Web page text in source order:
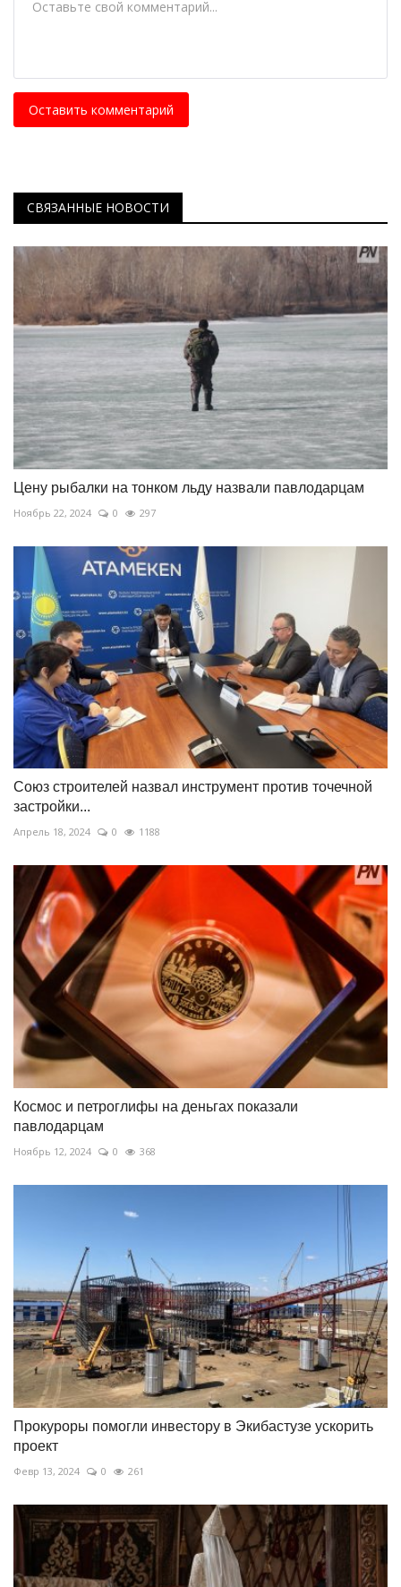
Оставить комментарий
СВЯЗАННЫЕ НОВОСТИ
Цену рыбалки на тонком льду назвали павлодарцам
Ноябрь 22, 2024 0 297
Союз строителей назвал инструмент против точечной
застройки...
Апрель 18, 2024 0 1188
Космос и петроглифы на деньгах показали
павлодарцам
Ноябрь 12, 2024 0 368
Прокуроры помогли инвестору в Экибастузе ускорить
проект
Февр 13, 2024 0 261